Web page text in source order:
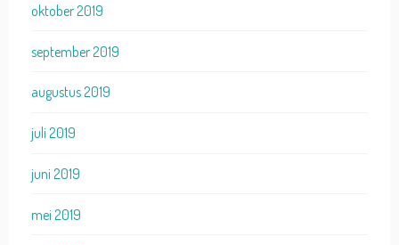
oktober 2019
september 2019
augustus 2019
juli 2019
juni 2019
mei 2019